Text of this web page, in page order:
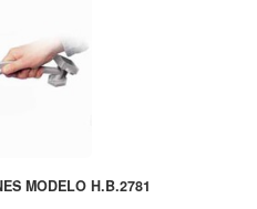
MODELO H.B.2781